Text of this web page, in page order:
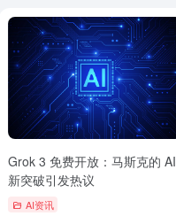
Grok 3 免费开放：马斯克的 AI
新突破引发热议
AI资讯